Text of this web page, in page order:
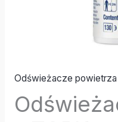
Odświeżacze powietrza